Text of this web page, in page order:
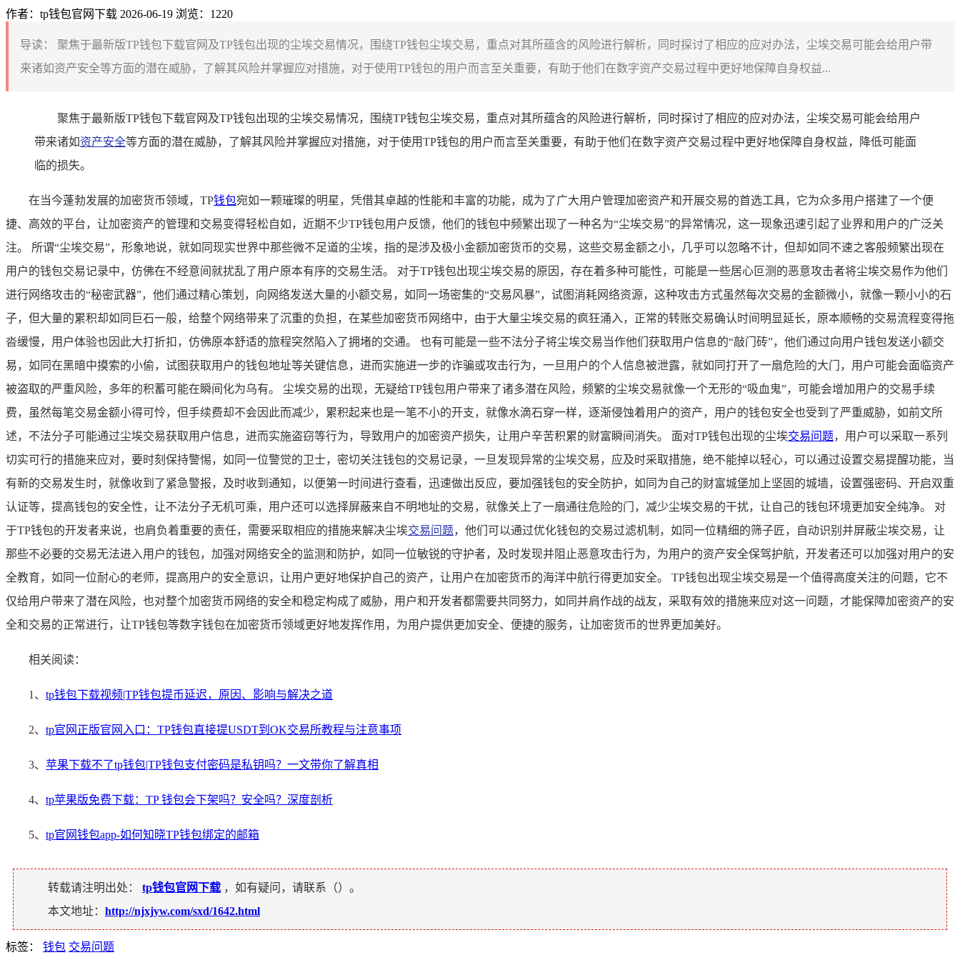
作者：tp钱包官网下载 2026-06-19 浏览：1220
导读：
聚焦于最新版TP钱包下载官网及TP钱包出现的尘埃交易情况，围绕TP钱包尘埃交易，重点对其所蕴含的风险进行解析，同时探讨了相应的应对办法，尘埃交易可能会给用户带
来诸如资产安全等方面的潜在威胁，了解其风险并掌握应对措施，对于使用TP钱包的用户而言至关重要，有助于他们在数字资产交易过程中更好地保障自身权益...
聚焦于最新版TP钱包下载官网及TP钱包出现的尘埃交易情况，围绕TP钱包尘埃交易，重点对其所蕴含的风险进行解析，同时探讨了相应的应对办法，尘埃交易可能会给用户
带来诸如资产安全等方面的潜在威胁，了解其风险并掌握应对措施，对于使用TP钱包的用户而言至关重要，有助于他们在数字资产交易过程中更好地保障自身权益，降低可能面
临的损失。
在当今蓬勃发展的加密货币领域，TP钱包宛如一颗璀璨的明星，凭借其卓越的性能和丰富的功能，成为了广大用户管理加密资产和开展交易的首选工具，它为众多用户搭建了一个便
捷、高效的平台，让加密资产的管理和交易变得轻松自如，近期不少TP钱包用户反馈，他们的钱包中频繁出现了一种名为“尘埃交易”的异常情况，这一现象迅速引起了业界和用户的广泛关
注。 所谓“尘埃交易”，形象地说，就如同现实世界中那些微不足道的尘埃，指的是涉及极小金额加密货币的交易，这些交易金额之小，几乎可以忽略不计，但却如同不速之客般频繁出现在
用户的钱包交易记录中，仿佛在不经意间就扰乱了用户原本有序的交易生活。 对于TP钱包出现尘埃交易的原因，存在着多种可能性，可能是一些居心叵测的恶意攻击者将尘埃交易作为他们
进行网络攻击的“秘密武器”，他们通过精心策划，向网络发送大量的小额交易，如同一场密集的“交易风暴”，试图消耗网络资源，这种攻击方式虽然每次交易的金额微小，就像一颗小小的石
子，但大量的累积却如同巨石一般，给整个网络带来了沉重的负担，在某些加密货币网络中，由于大量尘埃交易的疯狂涌入，正常的转账交易确认时间明显延长，原本顺畅的交易流程变得拖
沓缓慢，用户体验也因此大打折扣，仿佛原本舒适的旅程突然陷入了拥堵的交通。 也有可能是一些不法分子将尘埃交易当作他们获取用户信息的“敲门砖”，他们通过向用户钱包发送小额交
易，如同在黑暗中摸索的小偷，试图获取用户的钱包地址等关键信息，进而实施进一步的诈骗或攻击行为，一旦用户的个人信息被泄露，就如同打开了一扇危险的大门，用户可能会面临资产
被盗取的严重风险，多年的积蓄可能在瞬间化为乌有。 尘埃交易的出现，无疑给TP钱包用户带来了诸多潜在风险，频繁的尘埃交易就像一个无形的“吸血鬼”，可能会增加用户的交易手续
费，虽然每笔交易金额小得可怜，但手续费却不会因此而减少，累积起来也是一笔不小的开支，就像水滴石穿一样，逐渐侵蚀着用户的资产，用户的钱包安全也受到了严重威胁，如前文所
述，不法分子可能通过尘埃交易获取用户信息，进而实施盗窃等行为，导致用户的加密资产损失，让用户辛苦积累的财富瞬间消失。 面对TP钱包出现的尘埃交易问题，用户可以采取一系列
切实可行的措施来应对，要时刻保持警惕，如同一位警觉的卫士，密切关注钱包的交易记录，一旦发现异常的尘埃交易，应及时采取措施，绝不能掉以轻心，可以通过设置交易提醒功能，当
有新的交易发生时，就像收到了紧急警报，及时收到通知，以便第一时间进行查看，迅速做出反应，要加强钱包的安全防护，如同为自己的财富城堡加上坚固的城墙，设置强密码、开启双重
认证等，提高钱包的安全性，让不法分子无机可乘，用户还可以选择屏蔽来自不明地址的交易，就像关上了一扇通往危险的门，减少尘埃交易的干扰，让自己的钱包环境更加安全纯净。 对
于TP钱包的开发者来说，也肩负着重要的责任，需要采取相应的措施来解决尘埃交易问题，他们可以通过优化钱包的交易过滤机制，如同一位精细的筛子匠，自动识别并屏蔽尘埃交易，让
那些不必要的交易无法进入用户的钱包，加强对网络安全的监测和防护，如同一位敏锐的守护者，及时发现并阻止恶意攻击行为，为用户的资产安全保驾护航，开发者还可以加强对用户的安
全教育，如同一位耐心的老师，提高用户的安全意识，让用户更好地保护自己的资产，让用户在加密货币的海洋中航行得更加安全。 TP钱包出现尘埃交易是一个值得高度关注的问题，它不
仅给用户带来了潜在风险，也对整个加密货币网络的安全和稳定构成了威胁，用户和开发者都需要共同努力，如同并肩作战的战友，采取有效的措施来应对这一问题，才能保障加密资产的安
全和交易的正常进行，让TP钱包等数字钱包在加密货币领域更好地发挥作用，为用户提供更加安全、便捷的服务，让加密货币的世界更加美好。
相关阅读：
1、 tp钱包下载视频|TP钱包提币延迟，原因、影响与解决之道
2、 tp官网正版官网入口：TP钱包直接提USDT到OK交易所教程与注意事项
3、 苹果下载不了tp钱包|TP钱包支付密码是私钥吗？一文带你了解真相
4、 tp苹果版免费下载：TP 钱包会下架吗？安全吗？深度剖析
5、 tp官网钱包app-如何知晓TP钱包绑定的邮箱
转载请注明出处： tp钱包官网下载 ，如有疑问，请联系（）。
本文地址： http://njxjyw.com/sxd/1642.html
标签： 钱包 交易问题